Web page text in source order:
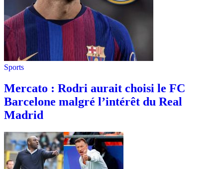
Sports
Mercato : Rodri aurait choisi le FC
Barcelone malgré l’intérêt du Real
Madrid